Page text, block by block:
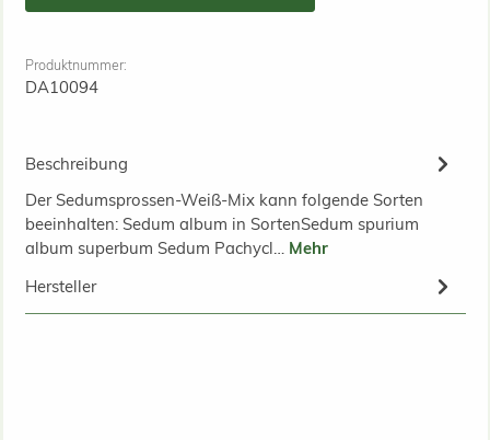
Produktnummer:
DA10094
Beschreibung
Der Sedumsprossen-Weiß-Mix kann folgende Sorten
beeinhalten: Sedum album in SortenSedum spurium
album superbum Sedum Pachycl… Mehr
Hersteller